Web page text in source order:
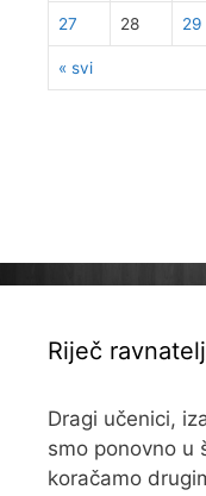
« svi
27 28 29
Riječ
Dragi učenici,
smo ponovno u
koračamo